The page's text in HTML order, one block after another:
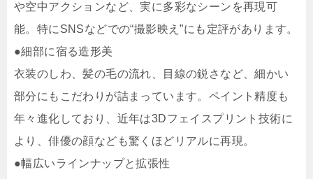
や空中アクションなど、実に多彩なシーンを再現可
能。特にSNSなどでの“撮影映え”にも定評があります。
●細部に宿る造形美
衣装のしわ、髪の毛の流れ、目線の鋭さなど、細かい
部分にもこだわりが詰まっています。ペイント精度も
年々進化しており、近年は3Dフェイスプリント技術に
より、俳優の顔なども驚くほどリアルに再現。
●幅広いラインナップと拡張性